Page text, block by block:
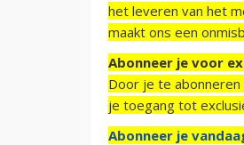
het leveren van het
maakt ons een
Abonneer je voor
Door je te abonneren
je toegang tot
Abonneer je